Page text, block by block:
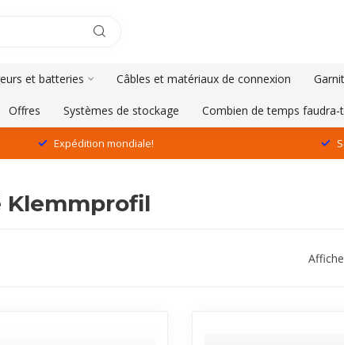
et batteries Câbles et matériaux de connexion
Offres Systèmes de stockage Combien de temps
Expédition mondiale!
Klemmprofil